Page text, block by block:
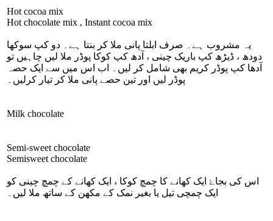
Hot cocoa mix
Hot chocolate mix , Instant cocoa mix
یہ مشروب ہے۔ صرف ابلتا پانی ملا کر بنتا ہے۔ دو کپ سوکھا
دودھ ، ڈیڑھ کپ باریک چینی ، آدھ کپ کوکا پوڈر ملا لیں چاہیں تو
آدھا کپ پوڈر کریم بھی شامل کر لیں۔ اب اس میں سے ایک حصہ
پوڈر لیں اور تین حصے پانی ملا کر تیار کرلیں۔
Milk chocolate
Semi-sweet chocolate
Semisweet chocolate
اس کی بجاۓ ایک کھانے کا چمچ کوکا ، ایک کھانے کے چمچ چینی کو
ایک چمچی تیل یا بغیر نمک کے مکھن کے ساتھ ملا لیں۔